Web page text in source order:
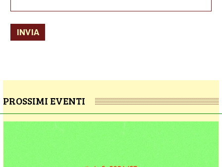
INVIA
PROSSIMI EVENTI